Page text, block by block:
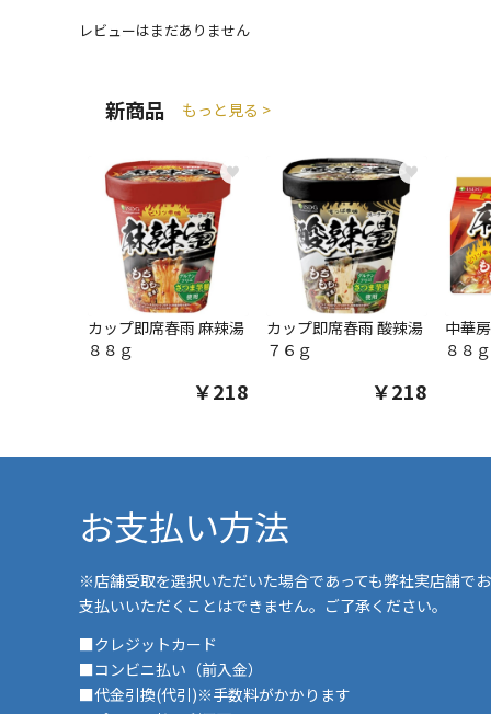
レビューはまだありません
新商品 もっと見る >
♥
カップ即席春雨 麻辣湯
８８ｇ
￥218
♥
カップ即席春雨 酸辣湯
７６ｇ
￥218
中華
８８
お支払い方法
※店舗受取を選択いただいた場合であっても弊社実店舗でお
支払いいただくことはできません。ご了承ください。
■クレジットカード
■コンビニ払い（前入金）
■代金引換(代引)※手数料がかかります